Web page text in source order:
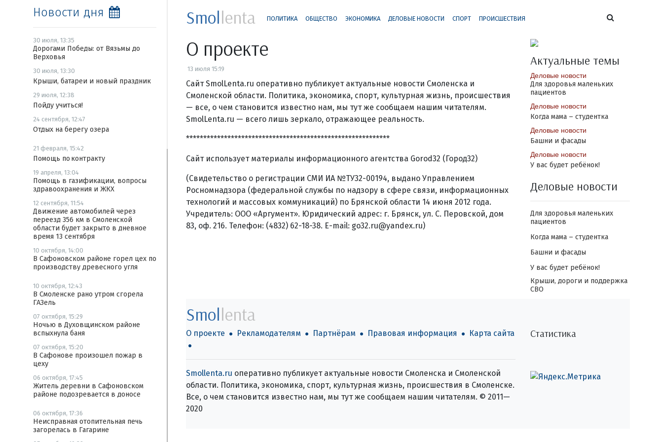
Новости дня
30 июля, 13:35
Дорогами Победы: от Вязьмы до
Верховья
30 июля, 13:30
Крыши, батареи и новый праздник
29 июля, 12:38
Пойду учиться!
24 сентября, 12:47
Отдых на берегу озера
21 февраля, 15:42
Помощь по контракту
19 апреля, 13:04
Помощь в газификации, вопросы
здравоохранения и ЖКХ
12 сентября, 11:54
Движение автомобилей через
переезд 356 км в Смоленской
области будет закрыто в дневное
время 13 сентября
10 октября, 14:00
В Сафоновском районе горел цех по
производству древесного угля
10 октября, 12:43
В Смоленске рано утром сгорела
ГАЗель
07 октября, 15:29
Ночью в Духовщинском районе
вспыхнула баня
07 октября, 15:20
В Сафонове произошел пожар в
цеху
06 октября, 17:45
Житель деревни в Сафоновском
районе подозревается в доносе
06 октября, 17:36
Неисправная отопительная печь
загорелась в Гагарине
Smollenta ПОЛИТИКА ОБЩЕСТВО ЭКОНОМИКА ДЕЛОВЫЕ НОВОСТИ СПОРТ ПРОИСШЕСТВИЯ
О проекте
13 июля 15:19
Сайт SmolLenta.ru оперативно публикует актуальные новости Смоленска и
Смоленской области. Политика, экономика, спорт, культурная жизнь, происшествия
— все, о чем становится известно нам, мы тут же сообщаем нашим читателям.
SmolLenta.ru — всего лишь зеркало, отражающее реальность.
***********************************************************
Сайт использует материалы информационного агентства Gorod32 (Город32)
(Свидетельство о регистрации СМИ ИА №ТУ32-00194, выдано Управлением
Росномнадзора (федеральной службы по надзору в сфере связи, информационных
технологий и массовых коммуникаций) по Брянской области 14 июня 2012 года.
Учредитель: ООО «Аргумент». Юридический адрес: г. Брянск, ул. С. Перовской, дом
83, оф. 216. Телефон: (4832) 62-18-38. E-mail: go32.ru@yandex.ru)
Актуальные темы
Деловые новости
Для здоровья маленьких
пациентов
Деловые новости
Когда мама – студентка
Деловые новости
Башни и фасады
Деловые новости
У вас будет ребёнок!
Деловые новости
Для здоровья маленьких
пациентов
Когда мама – студентка
Башни и фасады
У вас будет ребёнок!
Крыши, дороги и поддержка
СВО
Smollenta
О проекте Рекламодателям Партнёрам Правовая информация Карта сайта
Smollenta.ru оперативно публикует актуальные новости Смоленска и Смоленской
области. Политика, экономика, спорт, культурная жизнь, происшествия в Смоленске.
Все, о чем становится известно нам, мы тут же сообщаем нашим читателям. © 2011—
2020
Статистика